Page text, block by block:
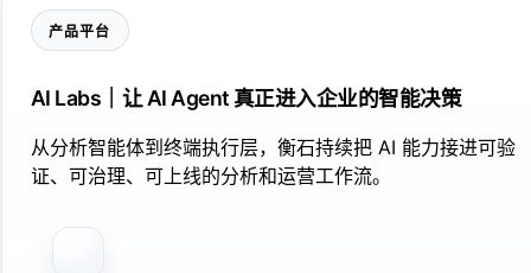
产品平台
AI Labs｜让 AI Agent 真正进入企业的智能决策
从分析智能体到终端执行层，衡石持续把 AI 能力接进可验
证、可治理、可上线的分析和运营工作流。